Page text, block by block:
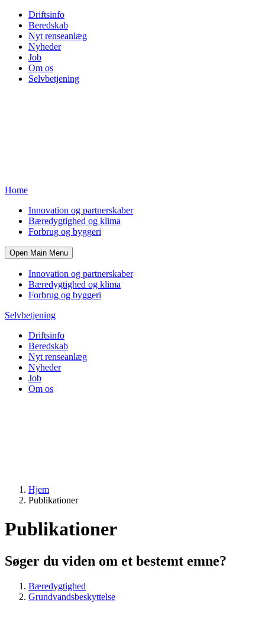
Driftsinfo
Beredskab
Nyt renseanlæg
Nyheder
Job
Om os
Selvbetjening
Home
Innovation og partnerskaber
Bæredygtighed og klima
Forbrug og byggeri
Open Main Menu
Innovation og partnerskaber
Bæredygtighed og klima
Forbrug og byggeri
Selvbetjening
Driftsinfo
Beredskab
Nyt renseanlæg
Nyheder
Job
Om os
Hjem
Publikationer
Publikationer
Søger du viden om et bestemt emne?
Bæredygtighed
Grundvandsbeskyttelse